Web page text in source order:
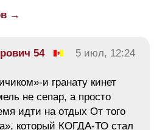
→
54
5 июл, 12:24
и гранату кинет
не сепар, а просто
идти на отдых От того
который КОГДА-ТО стал